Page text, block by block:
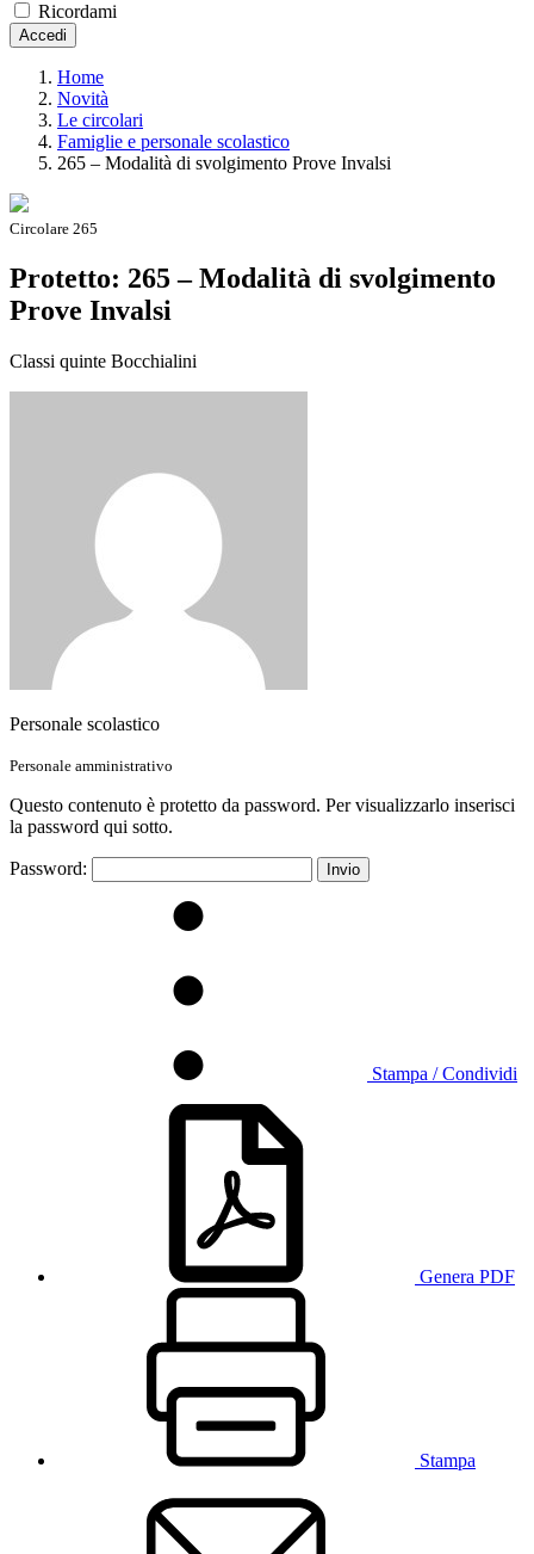
Ricordami
Accedi
Home
Novità
Le circolari
Famiglie e personale scolastico
265 – Modalità di svolgimento Prove Invalsi
Circolare 265
Protetto: 265 – Modalità di svolgimento
Prove Invalsi
Classi quinte Bocchialini
Personale scolastico
Personale amministrativo
Questo contenuto è protetto da password. Per visualizzarlo inserisci
la password qui sotto.
Password:
Stampa / Condividi
Genera PDF
Stampa